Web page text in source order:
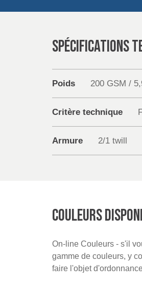
SPÉCIFICATIONS
Poids 200 GSM /
Critère technique
Armure 2/1 twill
COULEURS
On-line Couleurs - s'il
gamme de couleurs, y
faire l'objet